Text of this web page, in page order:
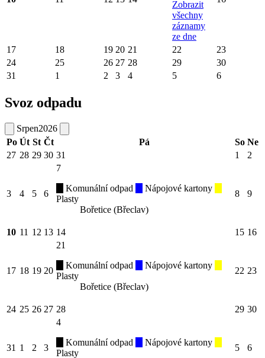
Zobrazit
všechny
záznamy
ze dne
17 18 19 20 21 22
23
24
25 26 27 28 29
30
31
1 2 3 4 5 6
Svoz odpadu
Srpen2026
Po Út St Čt Pá So Ne
27 28 29 30 31 1 2
3 4 5 6
7
Komunální odpad
Nápojové kartony
Plasty
Bořetice (Břeclav)
8 9
10 11 12 13 14 15 16
17 18 19 20
21
Komunální odpad
Nápojové kartony
Plasty
Bořetice (Břeclav)
22 23
24 25 26 27 28 29 30
31 1 2 3
4
Komunální odpad
Nápojové kartony
Plasty
5 6